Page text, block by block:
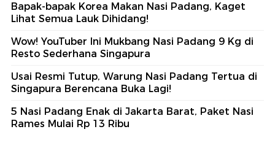
Bapak-bapak Korea Makan Nasi Padang, Kaget
Lihat Semua Lauk Dihidang!
Wow! YouTuber Ini Mukbang Nasi Padang 9 Kg di
Resto Sederhana Singapura
Usai Resmi Tutup, Warung Nasi Padang Tertua di
Singapura Berencana Buka Lagi!
5 Nasi Padang Enak di Jakarta Barat, Paket Nasi
Rames Mulai Rp 13 Ribu